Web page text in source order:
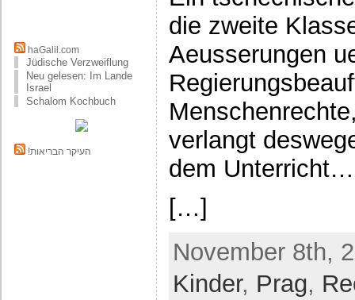
haGalil.com
Jüdische Verzweiflung
Neu gelesen: Im Lande
Israel
Schalom Kochbuch
!העיקר הבריאות
die zweite
Aeusserungen
verlangt
dem Unterricht…
[…]
November 8th,
Kinder, Prag,